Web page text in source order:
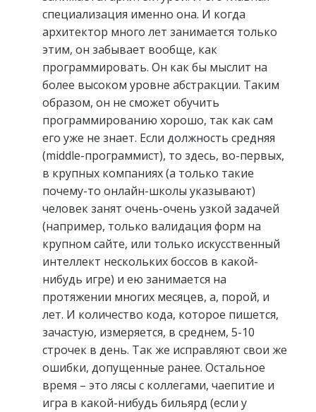
специализация именно она. И когда
архитектор много лет занимается только
этим, он забывает вообще, как
программировать. Он как бы мыслит на
более высоком уровне абстракции. Таким
образом, он не сможет обучить
программированию хорошо, так как сам
его уже не знает. Если должность средняя
(middle-программист), то здесь, во-первых,
в крупных компаниях (а только такие
почему-то онлайн-школы указывают)
человек занят очень-очень узкой задачей
(например, только валидация форм на
крупном сайте, или только искусственный
интеллект нескольких боссов в какой-
нибудь игре) и ею занимается на
протяжении многих месяцев, а, порой, и
лет. И количество кода, которое пишется,
зачастую, измеряется, в среднем, 5-10
строчек в день. Так же исправляют свои же
ошибки, допущенные ранее. Остальное
время – это лясы с коллегами, чаепитие и
игра в какой-нибудь бильярд (если у